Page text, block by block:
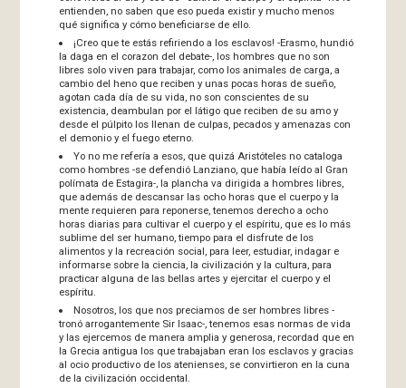
entienden, no saben que eso pueda existir y mucho menos
qué significa y cómo beneficiarse de ello.
¡Creo que te estás refiriendo a los esclavos! -Erasmo, hundió
la daga en el corazon del debate-, los hombres que no son
libres solo viven para trabajar, como los animales de carga, a
cambio del heno que reciben y unas pocas horas de sueño,
agotan cada día de su vida, no son conscientes de su
existencia, deambulan por el látigo que reciben de su amo y
desde el púlpito los llenan de culpas, pecados y amenazas con
el demonio y el fuego eterno.
Yo no me refería a esos, que quizá Aristóteles no cataloga
como hombres -se defendió Lanziano, que había leído al Gran
polímata de Estagira-, la plancha va dirigida a hombres libres,
que además de descansar las ocho horas que el cuerpo y la
mente requieren para reponerse, tenemos derecho a ocho
horas diarias para cultivar el cuerpo y el espíritu, que es lo más
sublime del ser humano, tiempo para el disfrute de los
alimentos y la recreación social, para leer, estudiar, indagar e
informarse sobre la ciencia, la civilización y la cultura, para
practicar alguna de las bellas artes y ejercitar el cuerpo y el
espíritu.
Nosotros, los que nos preciamos de ser hombres libres -
tronó arrogantemente Sir Isaac-, tenemos esas normas de vida
y las ejercemos de manera amplia y generosa, recordad que en
la Grecia antigua los que trabajaban eran los esclavos y gracias
al ocio productivo de los atenienses, se convirtieron en la cuna
de la civilización occidental.